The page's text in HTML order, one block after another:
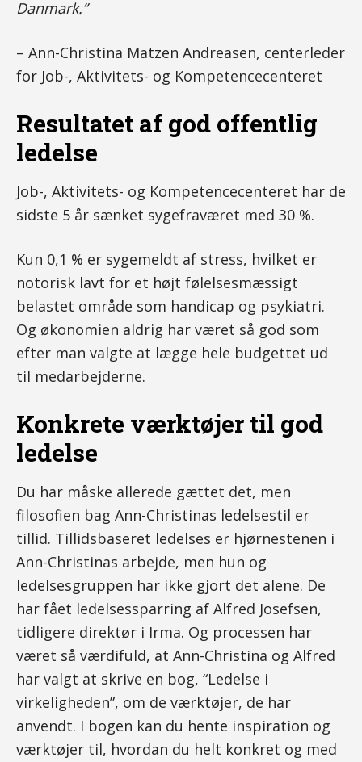
Danmark.”
– Ann-Christina Matzen Andreasen, centerleder
for Job-, Aktivitets- og Kompetencecenteret
Resultatet af god offentlig
ledelse
Job-, Aktivitets- og Kompetencecenteret har de
sidste 5 år sænket sygefraværet med 30 %.
Kun 0,1 % er sygemeldt af stress, hvilket er
notorisk lavt for et højt følelsesmæssigt
belastet område som handicap og psykiatri.
Og økonomien aldrig har været så god som
efter man valgte at lægge hele budgettet ud
til medarbejderne.
Konkrete værktøjer til god
ledelse
Du har måske allerede gættet det, men
filosofien bag Ann-Christinas ledelsestil er
tillid. Tillidsbaseret ledelses er hjørnestenen i
Ann-Christinas arbejde, men hun og
ledelsesgruppen har ikke gjort det alene. De
har fået ledelsessparring af Alfred Josefsen,
tidligere direktør i Irma. Og processen har
været så værdifuld, at Ann-Christina og Alfred
har valgt at skrive en bog, “Ledelse i
virkeligheden”, om de værktøjer, de har
anvendt. I bogen kan du hente inspiration og
værktøjer til, hvordan du helt konkret og med